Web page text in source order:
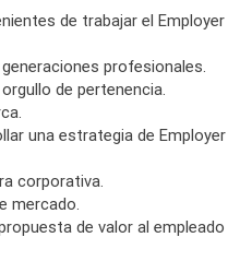
de trabajar el Employer
profesionales.
de pertenencia.
una estrategia de Employer
corporativa.
mercado.
de valor al empleado